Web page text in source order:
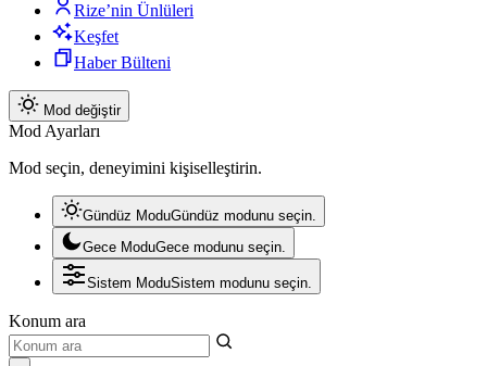
Rize’nin Ünlüleri
Keşfet
Haber Bülteni
Mod değiştir
Mod Ayarları
Mod seçin, deneyimini kişiselleştirin.
Gündüz ModuGündüz modunu seçin.
Gece ModuGece modunu seçin.
Sistem ModuSistem modunu seçin.
Konum ara